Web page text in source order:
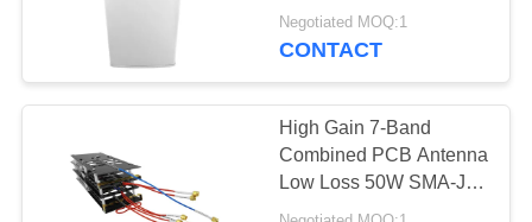
Drone-
signaalverwarmer
Verticale polarisatie voor
draadloze
Negotiated MOQ:1
CONTACT
High Gain 7-Band
Combined PCB Antenna
Low Loss 50W SMA-J
voor RF Versterking &